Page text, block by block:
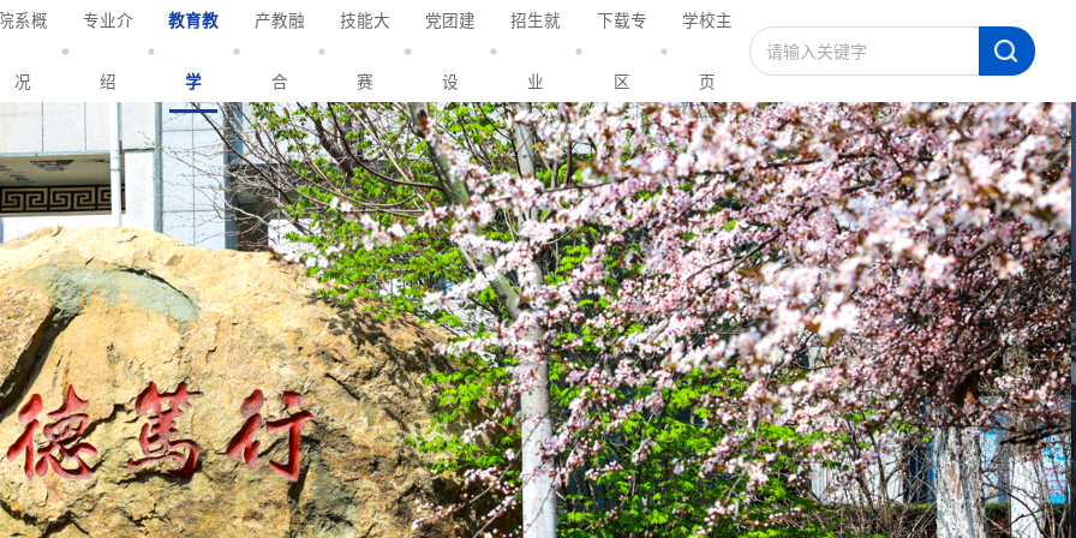
系概
况
专业介
绍
教育教
学
产教融
合
技能大
赛
党团建
设
招生就
业
下载专
区
学校主
页